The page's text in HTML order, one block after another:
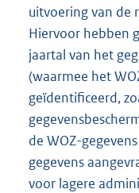
uitvoering van de
Hiervoor hebben
jaartal van het
(waarmee het
geïdentificeerd,
de WOZ-
gegevens
voor lagere